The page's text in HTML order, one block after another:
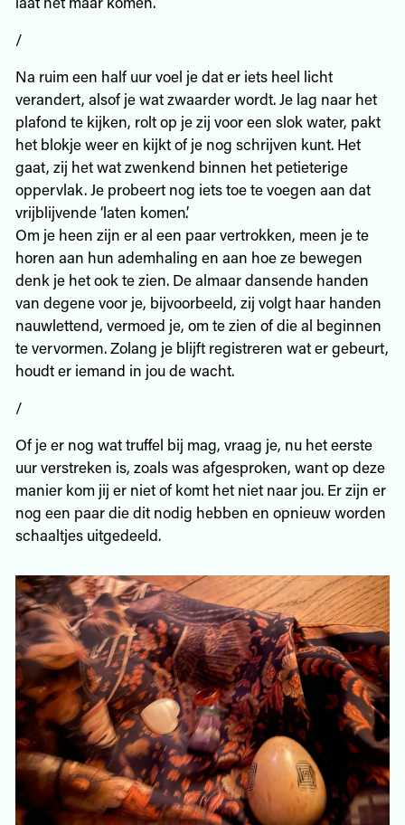
/
Na ruim een half uur voel je dat er iets heel licht
verandert, alsof je wat zwaarder wordt. Je lag naar het
plafond te kijken, rolt op je zij voor een slok water, pakt
het blokje weer en kijkt of je nog schrijven kunt. Het
gaat, zij het wat zwenkend binnen het petieterige
oppervlak. Je probeert nog iets toe te voegen aan dat
vrijblijvende ‘laten komen’.
Om je heen zijn er al een paar vertrokken, meen je te
horen aan hun ademhaling en aan hoe ze bewegen
denk je het ook te zien. De almaar dansende handen
van degene voor je, bijvoorbeeld, zij volgt haar handen
nauwlettend, vermoed je, om te zien of die al beginnen
te vervormen. Zolang je blijft registreren wat er gebeurt,
houdt er iemand in jou de wacht.
/
Of je er nog wat truffel bij mag, vraag je, nu het eerste
uur verstreken is, zoals was afgesproken, want op deze
manier kom jij er niet of komt het niet naar jou. Er zijn er
nog een paar die dit nodig hebben en opnieuw worden
schaaltjes uitgedeeld.